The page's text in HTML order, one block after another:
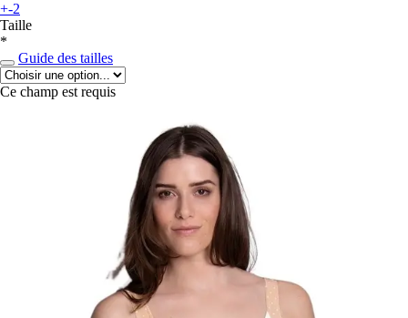
+-2
Taille
*
Guide des tailles
Ce champ est requis